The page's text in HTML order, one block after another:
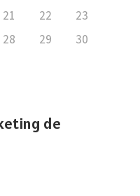
21 22
23
28 29
30
de